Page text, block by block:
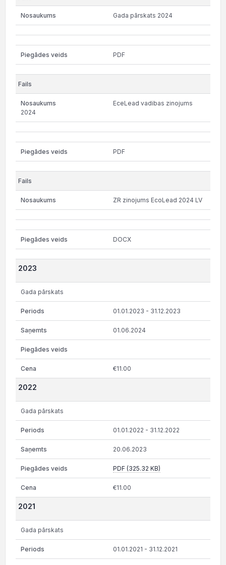
Gada pārskats 2024
PDF
EceLead vadibas zinojums
2024
PDF
ZR zinojums EcoLead 2024 LV
DOCX
2023
Gada pārskats
01.01.2023 - 31.12.2023
01.06.2024
€11.00
2022
Gada pārskats
01.01.2022 - 31.12.2022
20.06.2023
PDF (325.32 KB)
€11.00
2021
Gada pārskats
01.01.2021 - 31.12.2021